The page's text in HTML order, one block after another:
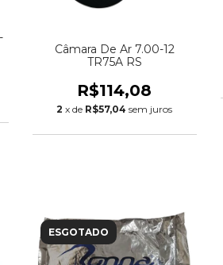
Câmara De Ar 7.00-12
TR75A RS
R$114,08
2 x de R$57,04 sem juros
ESGOTADO